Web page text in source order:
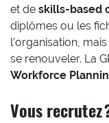
et de skills-based
diplômes ou les
l’organisation,
se renouveler. La
Workforce
Vous recrutez